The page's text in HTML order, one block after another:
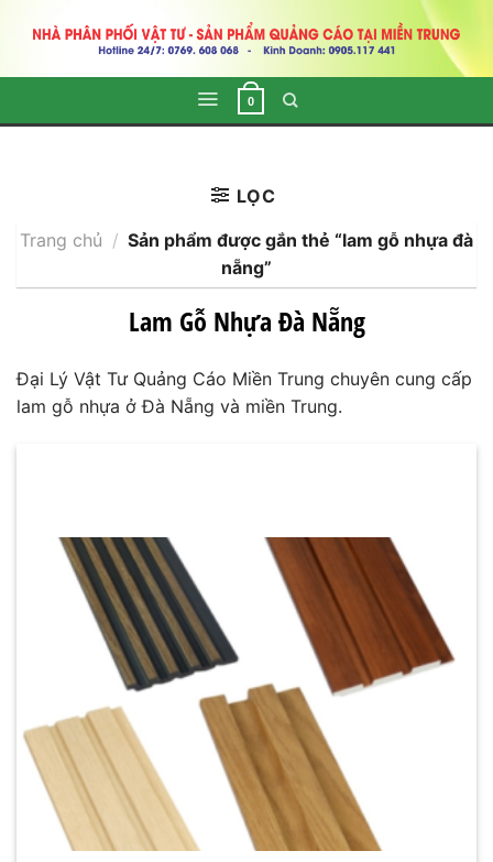
0
Lam Gỗ Nhựa Đà Nẵng
Trang chủ / Sản phẩm được gắn thẻ “lam gỗ nhựa đà
nẵng”
LỌC
Đại Lý Vật Tư Quảng Cáo Miền Trung chuyên cung cấp
lam gỗ nhựa ở Đà Nẵng và miền Trung.